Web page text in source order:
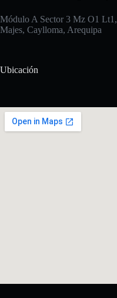
Módulo A Sector 3 Mz O1 Lt1,
Majes, Caylloma, Arequipa
Ubicación